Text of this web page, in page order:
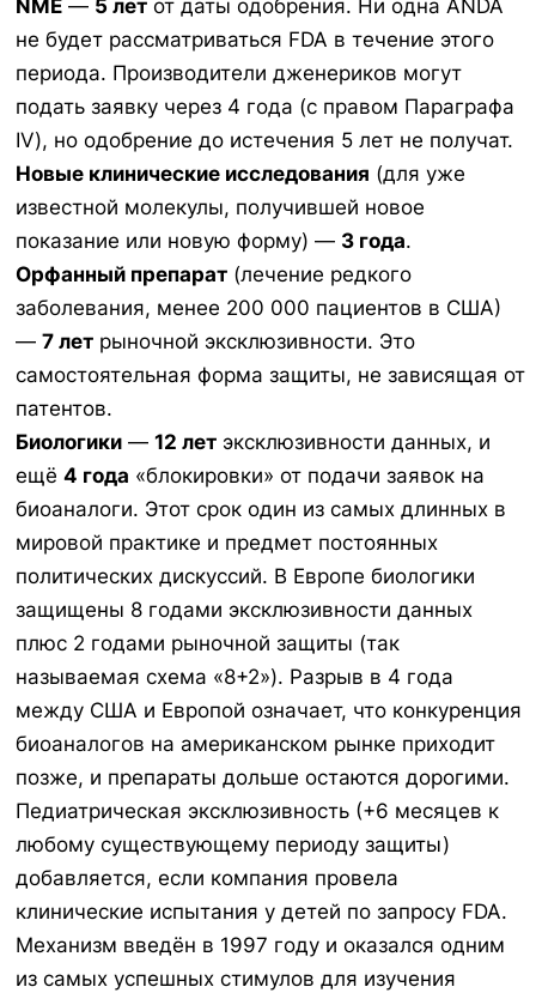
NME — 5 лет от даты одобрения. Ни одна ANDA
не будет рассматриваться FDA в течение этого
периода. Производители дженериков могут
подать заявку через 4 года (с правом Параграфа
IV), но одобрение до истечения 5 лет не получат.
Новые клинические исследования (для уже
известной молекулы, получившей новое
показание или новую форму) — 3 года.
Орфанный препарат (лечение редкого
заболевания, менее 200 000 пациентов в США)
— 7 лет рыночной эксклюзивности. Это
самостоятельная форма защиты, не зависящая от
патентов.
Биологики — 12 лет эксклюзивности данных, и
ещё 4 года «блокировки» от подачи заявок на
биоаналоги. Этот срок один из самых длинных в
мировой практике и предмет постоянных
политических дискуссий. В Европе биологики
защищены 8 годами эксклюзивности данных
плюс 2 годами рыночной защиты (так
называемая схема «8+2»). Разрыв в 4 года
между США и Европой означает, что конкуренция
биоаналогов на американском рынке приходит
позже, и препараты дольше остаются дорогими.
Педиатрическая эксклюзивность (+6 месяцев к
любому существующему периоду защиты)
добавляется, если компания провела
клинические испытания у детей по запросу FDA.
Механизм введён в 1997 году и оказался одним
из самых успешных стимулов для изучения